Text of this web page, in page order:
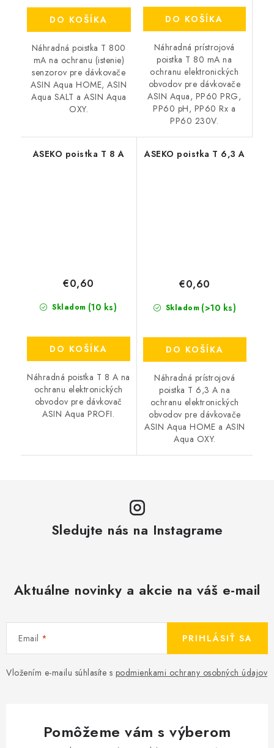
DO KOŠÍKA
Náhradná poistka T 800
mA na ochranu (istenie)
senzorov pre dávkovače
ASIN Aqua HOME, ASIN
Aqua SALT a ASIN Aqua
OXY.
DO KOŠÍKA
Náhradná prístrojová
poistka T 80 mA na
ochranu elektronických
obvodov pre dávkovače
ASIN Aqua, PP60 PRG,
PP60 pH, PP60 Rx a
PP60 230V.
ASEKO poistka T 8 A
Skladom (10 ks)
€0,60
DO KOŠÍKA
Náhradná poistka T 8 A na
ochranu elektronických
obvodov pre dávkovač
ASIN Aqua PROFI.
ASEKO poistka T 6,3 A
Skladom (>10 ks)
€0,60
DO KOŠÍKA
Náhradná prístrojová
poistka T 6,3 A na
ochranu elektronických
obvodov pre dávkovače
ASIN Aqua HOME a ASIN
Aqua OXY.
Sledujte nás na Instagrame
Aktuálne novinky a akcie na váš e-mail
Email
Vložením e-mailu súhlasíte s podmienkami ochrany osobných údajov
PRIHLÁSIŤ SA
Pomôžeme vám s výberom